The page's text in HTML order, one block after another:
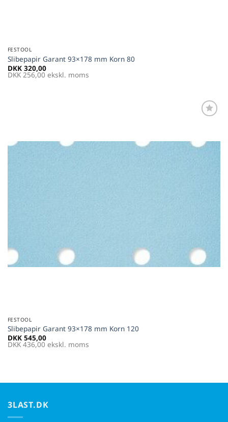
FESTOOL
Slibepapir Garant 93×178 mm Korn 80
DKK 320,00
DKK 256,00 ekskl. moms
FESTOOL
Slibepapir Garant 93×178 mm Korn 120
DKK 545,00
DKK 436,00 ekskl. moms
3LAST.DK